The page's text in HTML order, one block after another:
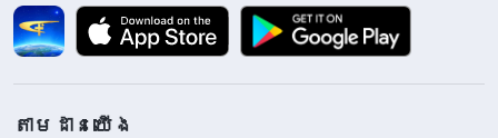
តាម​ដាន​យើង​